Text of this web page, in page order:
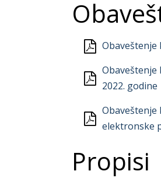
Obaveštenje
2022. godine
Obaveštenje
elektronske
Propisi